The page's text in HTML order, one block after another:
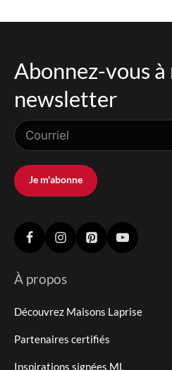
Abonnez-vous
newsletter
Je m'abonne
À propos
Découvrez Maisons Laprise
Partenaires certifiés
Inspirations signées ML